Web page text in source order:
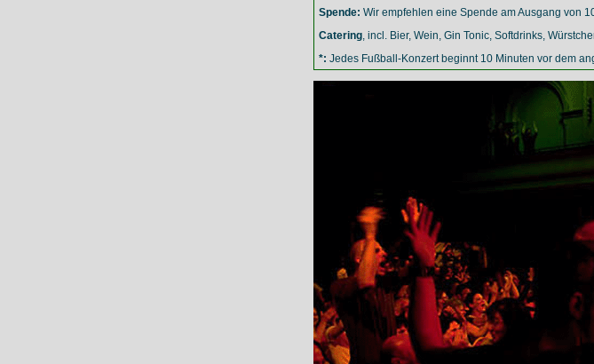
Spende: Wir empfehlen eine Spende am Ausgang von
Catering, incl. Bier, Wein, Gin Tonic, Softdrinks,
*: Jedes Fußball-Konzert beginnt 10 Minuten vor dem